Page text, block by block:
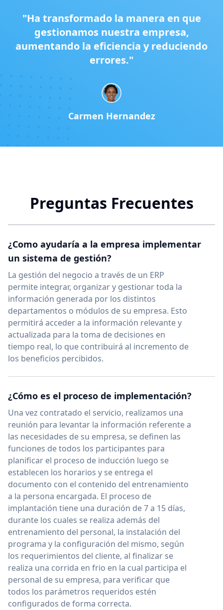
"Ha transformado la manera en que
gestionamos nuestra empresa,
aumentando la eficiencia y reduciendo
errores."
Carmen Hernandez
Preguntas Frecuentes
¿Como ayudaría a la empresa implementar
un sistema de gestión?
La gestión del negocio a través de un ERP
permite integrar, organizar y gestionar toda la
información generada por los distintos
departamentos o módulos de su empresa. Esto
permitirá acceder a la información relevante y
actualizada para la toma de decisiones en
tiempo real, lo que contribuirá al incremento de
los beneficios percibidos.
¿Cómo es el proceso de implementación?
Una vez contratado el servicio, realizamos una
reunión para levantar la información referente a
las necesidades de su empresa, se definen las
funciones de todos los participantes para
planificar el proceso de inducción luego se
establecen los horarios y se entrega el
documento con el contenido del entrenamiento
a la persona encargada. El proceso de
implantación tiene una duración de 7 a 15 días,
durante los cuales se realiza además del
entrenamiento del personal, la instalación del
programa y la configuración del mismo, según
los requerimientos del cliente, al finalizar se
realiza una corrida en frio en la cual participa el
personal de su empresa, para verificar que
todos los parámetros requeridos estén
configurados de forma correcta.